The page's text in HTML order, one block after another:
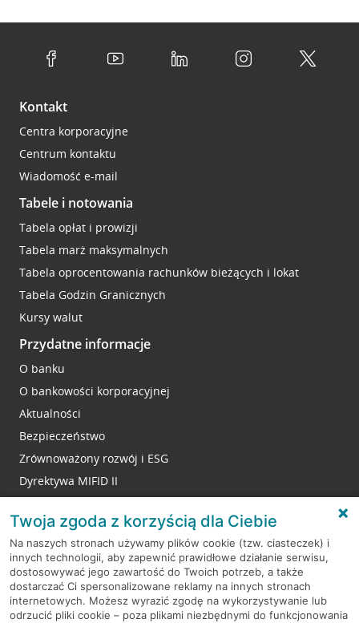
Kontakt
Centra korporacyjne
Centrum kontaktu
Wiadomość e-mail
Tabele i notowania
Tabela opłat i prowizji
Tabela marż maksymalnych
Tabela oprocentowania rachunków bieżących i lokat
Tabela Godzin Granicznych
Kursy walut
Przydatne informacje
O banku
O bankowości korporacyjnej
Aktualności
Bezpieczeństwo
Zrównoważony rozwój i ESG
Dyrektywa MIFID II
RODO
Regulamin serwisu
Twoja zgoda z korzyścią dla Ciebie
Na naszych stronach używamy plików cookie (tzw. ciasteczek) i
innych technologii, aby zapewnić prawidłowe działanie serwisu,
dostosowywać jego zawartość do Twoich potrzeb, a także
dostarczać Ci spersonalizowane reklamy na innych stronach
internetowych. Możesz wyrazić zgodę na wykorzystywanie lub
odrzucić pliki cookie – poza plikami niezbędnymi do funkcjonowania